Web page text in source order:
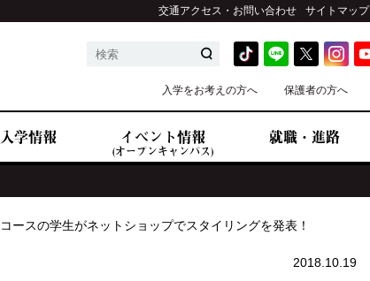
交通アクセス・お問い合わせ サイトマップ
学情報 イベント情報
(オープンキャンパス)
就職・進路
入学をお考えの方へ 保護者の方へ
スの学生がネットショップでスタイリングを発表！
2018.10.19